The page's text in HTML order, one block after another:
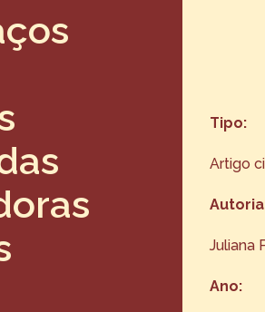
Tipo:
Artigo
Juliana
Ano: